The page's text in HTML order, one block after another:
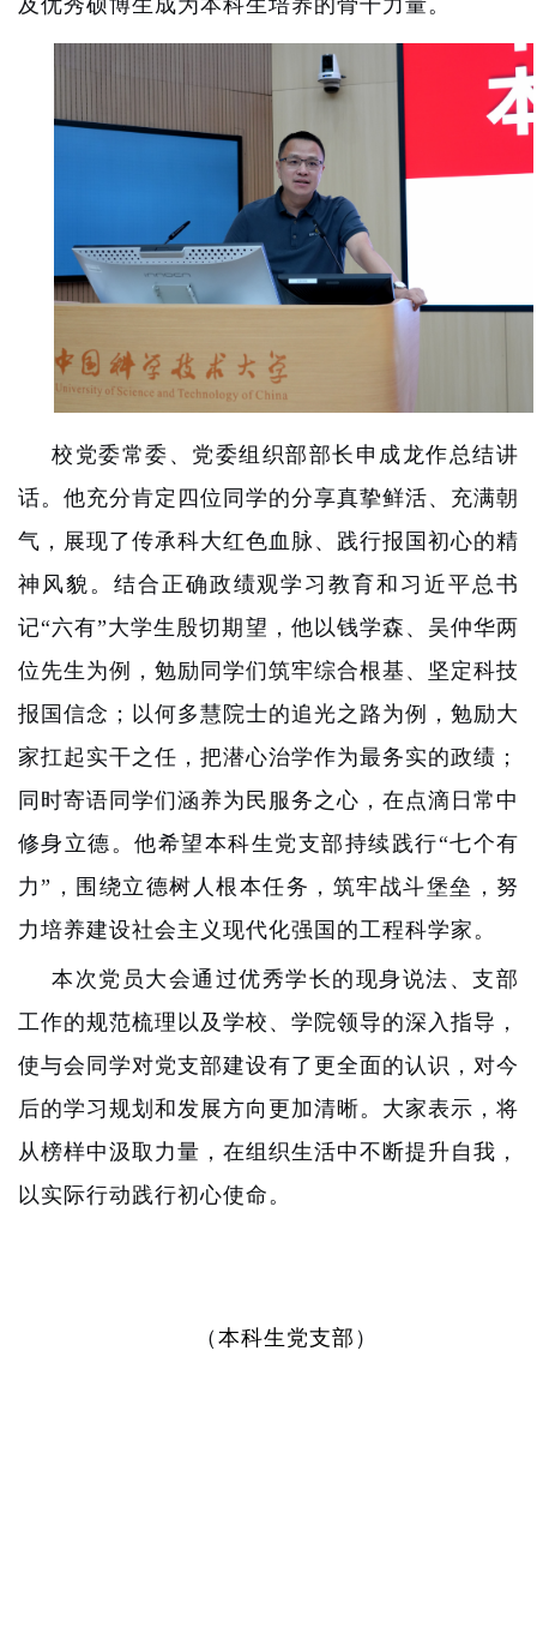
校党委常委、党委组织部部长申成龙作总结讲
话。他充分肯定四位同学的分享真挚鲜活、充满朝
气，展现了传承科大红色血脉、践行报国初心的精
神风貌。结合正确政绩观学习教育和习近平总书
记“六有”大学生殷切期望，他以钱学森、吴仲华两
位先生为例，勉励同学们筑牢综合根基、坚定科技
报国信念；以何多慧院士的追光之路为例，勉励大
家扛起实干之任，把潜心治学作为最务实的政绩；
同时寄语同学们涵养为民服务之心，在点滴日常中
修身立德。他希望本科生党支部持续践行“七个有
力”，围绕立德树人根本任务，筑牢战斗堡垒，努
力培养建设社会主义现代化强国的工程科学家。
本次党员大会通过优秀学长的现身说法、支部
工作的规范梳理以及学校、学院领导的深入指导，
使与会同学对党支部建设有了更全面的认识，对今
后的学习规划和发展方向更加清晰。大家表示，将
从榜样中汲取力量，在组织生活中不断提升自我，
以实际行动践行初心使命。
（ 本科生党支部 ）